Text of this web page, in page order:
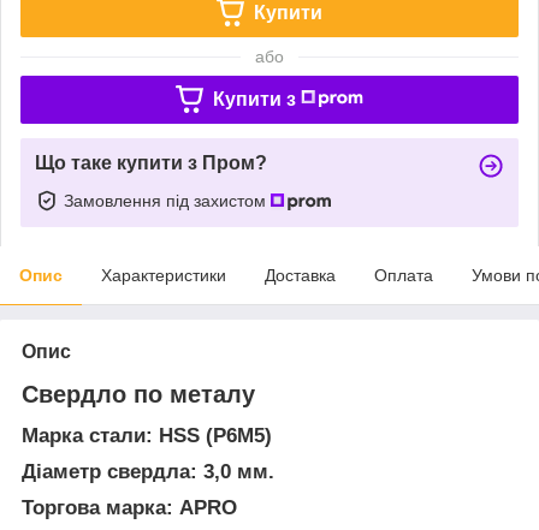
Купити
або
Купити з
Що таке купити з Пром?
Замовлення під захистом
Опис Характеристики Доставка Оплата Умови
Опис
Свердло по металу
Марка стали: HSS (P6M5)
Діаметр свердла: 3,0 мм.
Торгова марка: APRO